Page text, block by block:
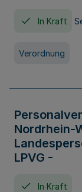
In Kraft
Verordnung
Nordrhein-
LPVG -
In Kraft